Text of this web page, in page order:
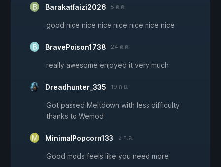
Barakatfaizi2026 5 ต.ค.
good nice nice nice nice nice nice nice
BravePoison1738 24 ต.ค.
really awesome enjoyed it very much
Dreadhunter_335 19 ก.ย.
Got passed Meltdown with less difficulty
thanks to Wemod
MinimalPopcorn133 2 ก.ค.
Good mods feels like you need more